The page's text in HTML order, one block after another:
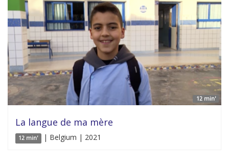
12 min'
La langue de ma mère
12 min' | Belgium | 2021